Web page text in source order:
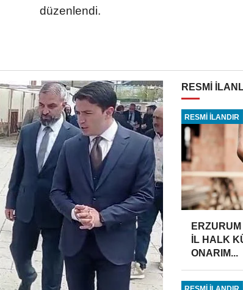
düzenlendi.
RESMİ
RESMİ İLANDIR
İL HALK
ONARIM...
RESMİ İLANDIR